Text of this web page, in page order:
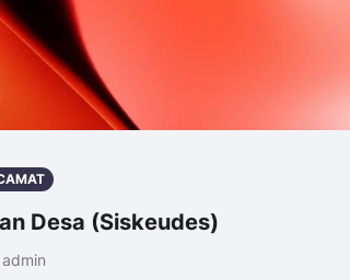
Desa (Siskeudes)